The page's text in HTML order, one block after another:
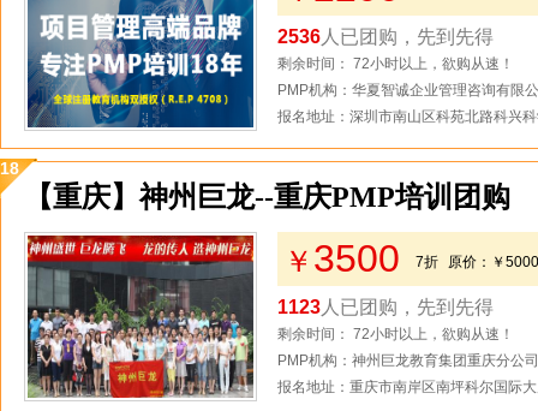
2536 人已团购，先到先得
剩余时间： 72小时以上，欲购从速！
PMP机构：华夏智诚企业管理咨询有限
报名地址：深圳市南山区科苑北路科兴
18
【重庆】神州巨龙--重庆PMP培训团购
￥ 3500 7折 原价： ￥5000
1123 人已团购，先到先得
剩余时间： 72小时以上，欲购从速！
PMP机构：神州巨龙教育集团重庆分公司
报名地址：重庆市南岸区南坪科尔国际